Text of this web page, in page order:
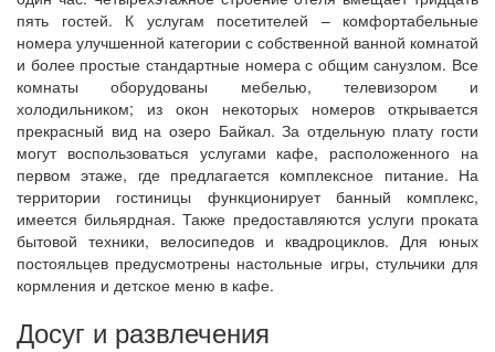
пять гостей. К услугам посетителей – комфортабельные
номера улучшенной категории с собственной ванной комнатой
и более простые стандартные номера с общим санузлом. Все
комнаты оборудованы мебелью, телевизором и
холодильником; из окон некоторых номеров открывается
прекрасный вид на озеро Байкал. За отдельную плату гости
могут воспользоваться услугами кафе, расположенного на
первом этаже, где предлагается комплексное питание. На
территории гостиницы функционирует банный комплекс,
имеется бильярдная. Также предоставляются услуги проката
бытовой техники, велосипедов и квадроциклов. Для юных
постояльцев предусмотрены настольные игры, стульчики для
кормления и детское меню в кафе.
Досуг и развлечения